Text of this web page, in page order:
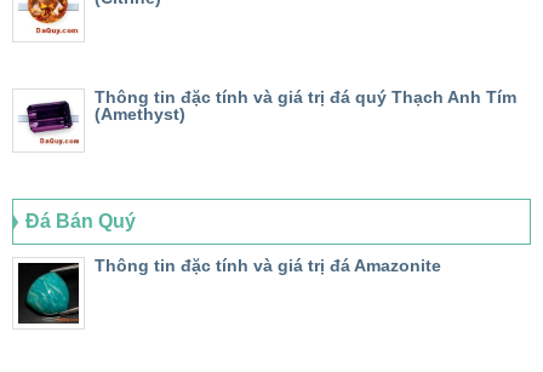
Thông tin đặc tính và giá trị đá quý Thạch Anh Tím
(Amethyst)
Đá Bán Quý
Thông tin đặc tính và giá trị đá Amazonite